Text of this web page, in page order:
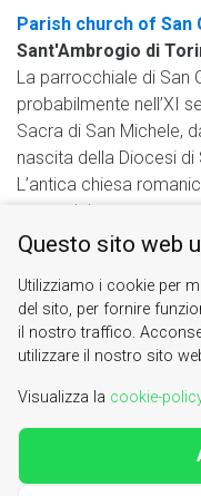
Parish church of San
Sant'Ambrogio di
La parrocchiale di San
probabilmente nell’XI
Sacra di San Michele,
nascita della Diocesi di
L’antica chiesa
corso del ...
Parish church of San
La parrocchiale di San
1029 e rimaneggiata
è nota ai fedeli per
corso del saccheggio
di ...
Valle di Susa.
Questo sito web
Utilizziamo i cookie per
del sito, per fornire
il nostro traffico.
utilizzare il nostro sito
Visualizza la cookie-